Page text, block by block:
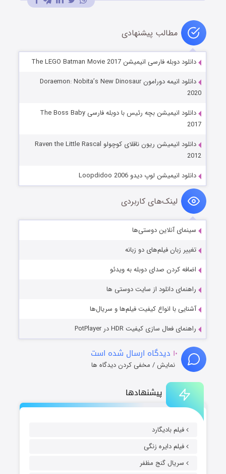
پیشنهادها
فیلم بادیگارد
فیلم دایره زنگی
سریال گنج مظفر
مطالب پیشنهادی
دانلود دوبله فارسی انیمیشن The LEGO Batman Movie 2017
دانلود انیمه دورامون Doraemon: Nobita’s New Dinosaur
2020
دانلود انیمیشن بچه رئیس با دوبله فارسی The Boss Baby
2017
دانلود انیمیشن ریون ناقلای کوچولو Raven the Little Rascal
2012
دانلود انیمیشن لوپ دیدو Loopdidoo 2006
لینک‌های کاربردی
سینمای آنلاین دوستی‌ها
تغییر زبان فیلم‌های دو زبانه
اضافه کردن صدای دوبله به ویدئو
راهنمای دانلود از سایت دوستی ها
آشنایی با انواع کیفیت فیلم‌ها و سریال‌ها
راهنمای فعال سازی کیفیت HDR در PotPlayer
۱۰ دیدگاه ارسال شده است
نمایش / مخفی کردن دیدگاه ها